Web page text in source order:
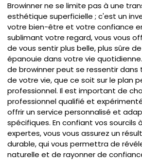
Browinner ne se limite pas à une
esthétique superficielle ; c'est un
votre bien-être et votre confiance
sublimant votre regard, vous vous
de vous sentir plus belle, plus sûre
épanouie dans votre vie
de browinner peut se ressentir dans
de votre vie, que ce soit sur le plan
professionnel. Il est important de
professionnel qualifié et
offrir un service personnalisé et
spécifiques. En confiant vos sourcils
expertes, vous vous assurez un
durable, qui vous permettra de
naturelle et de rayonner de